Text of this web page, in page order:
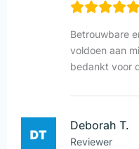
Betrouwbare
voldoen aan
bedankt voor
Deborah T.
Reviewer